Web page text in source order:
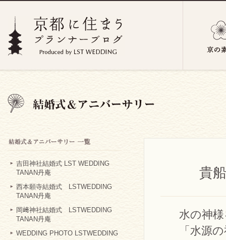
吉田神社結婚式 LST WEDDING
TANAN丹庵
西本願寺結婚式 LSTWEDDING
TANAN丹庵
岡﨑神社結婚式 LSTWEDDING
TANAN丹庵
WEDDING PHOTO LSTWEDDING
貴
水の神
「水源